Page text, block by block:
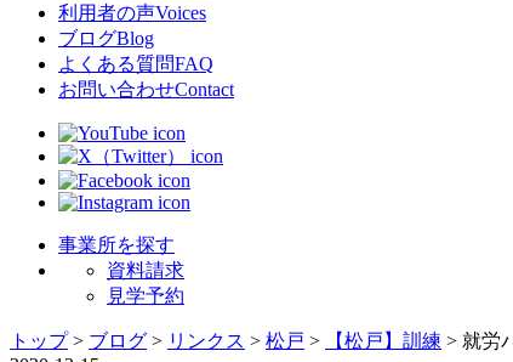
利用者の声Voices
ブログBlog
よくある質問FAQ
お問い合わせContact
事業所を探す
資料請求
見学予約
トップ> ブログ > リンクス > 松戸 > 【松戸】訓練 > 就労